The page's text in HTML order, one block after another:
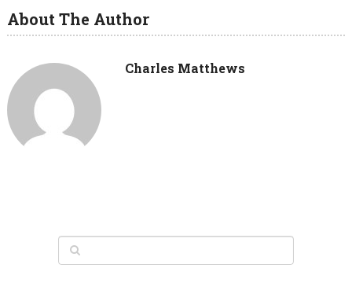
About The Author
Charles Matthews